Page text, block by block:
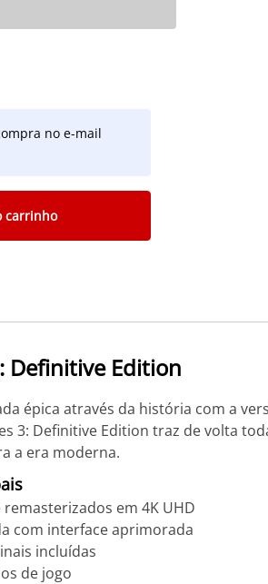
no e-mail
carrinho
Definitive Edition
épica através da história com a
3: Definitive Edition traz de volta
a era moderna.
em 4K UHD
com interface aprimorada
incluídas
de jogo